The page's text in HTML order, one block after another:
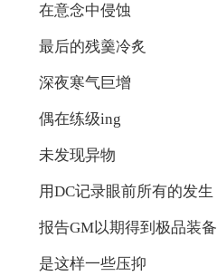
在意念中侵蚀
最后的残羹冷炙
深夜寒气巨增
偶在练级ing
未发现异物
用DC记录眼前所有的发生
报告GM以期得到极品装备
是这样一些压抑